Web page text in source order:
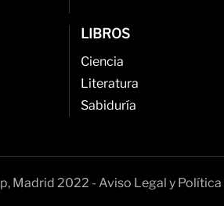
LIBROS
Ciencia
Literatura
Sabiduría
Madrid 2022 - Aviso Legal y